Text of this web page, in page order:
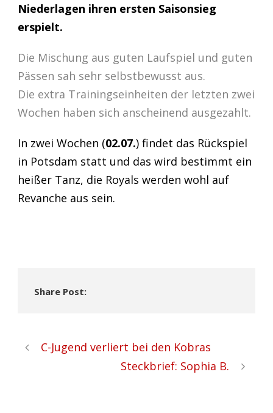
Niederlagen ihren ersten Saisonsieg
erspielt.
Die Mischung aus guten Laufspiel und guten
Pässen sah sehr selbstbewusst aus.
Die extra Trainingseinheiten der letzten zwei
Wochen haben sich anscheinend ausgezahlt.
In zwei Wochen (02.07.) findet das Rückspiel
in Potsdam statt und das wird bestimmt ein
heißer Tanz, die Royals werden wohl auf
Revanche aus sein.
Share Post:
C-Jugend verliert bei den Kobras
Steckbrief: Sophia B.